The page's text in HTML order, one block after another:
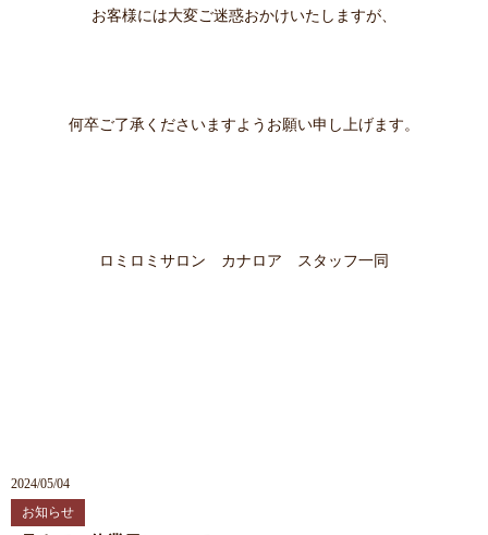
お客様には大変ご迷惑おかけいたしますが、
何卒ご了承くださいますようお願い申し上げます。
ロミロミサロン カナロア スタッフ一同
2024/05/04
お知らせ